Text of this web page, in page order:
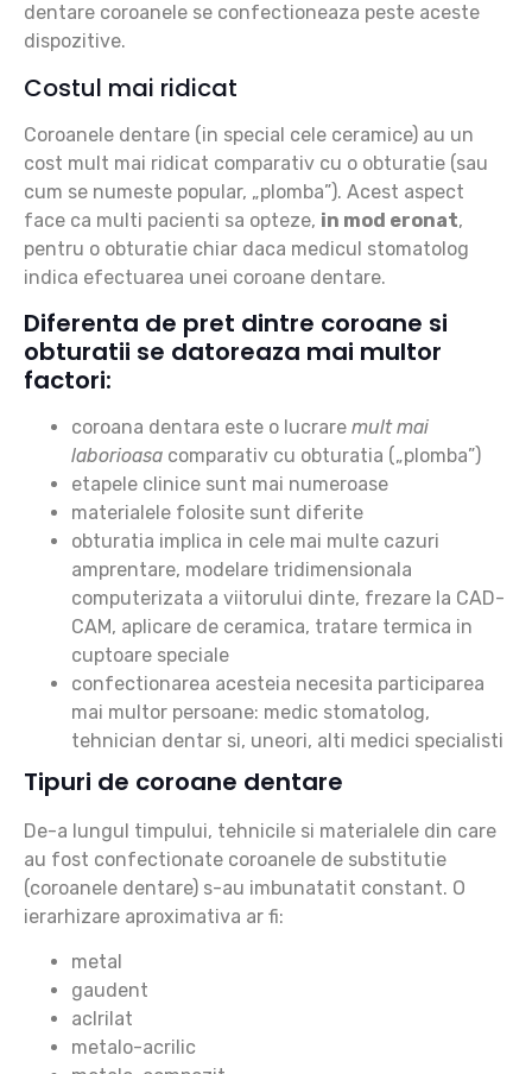
dentare coroanele se confectioneaza peste aceste
dispozitive.
Costul mai ridicat
Coroanele dentare (in special cele ceramice) au un
cost mult mai ridicat comparativ cu o obturatie (sau
cum se numeste popular, „plomba”). Acest aspect
face ca multi pacienti sa opteze, in mod eronat,
pentru o obturatie chiar daca medicul stomatolog
indica efectuarea unei coroane dentare.
Diferenta de pret dintre coroane si
obturatii se datoreaza mai multor
factori:
coroana dentara este o lucrare mult mai
laborioasa comparativ cu obturatia („plomba”)
etapele clinice sunt mai numeroase
materialele folosite sunt diferite
obturatia implica in cele mai multe cazuri
amprentare, modelare tridimensionala
computerizata a viitorului dinte, frezare la CAD-
CAM, aplicare de ceramica, tratare termica in
cuptoare speciale
confectionarea acesteia necesita participarea
mai multor persoane: medic stomatolog,
tehnician dentar si, uneori, alti medici specialisti
Tipuri de coroane dentare
De-a lungul timpului, tehnicile si materialele din care
au fost confectionate coroanele de substitutie
(coroanele dentare) s-au imbunatatit constant. O
ierarhizare aproximativa ar fi:
metal
gaudent
aclrilat
metalo-acrilic